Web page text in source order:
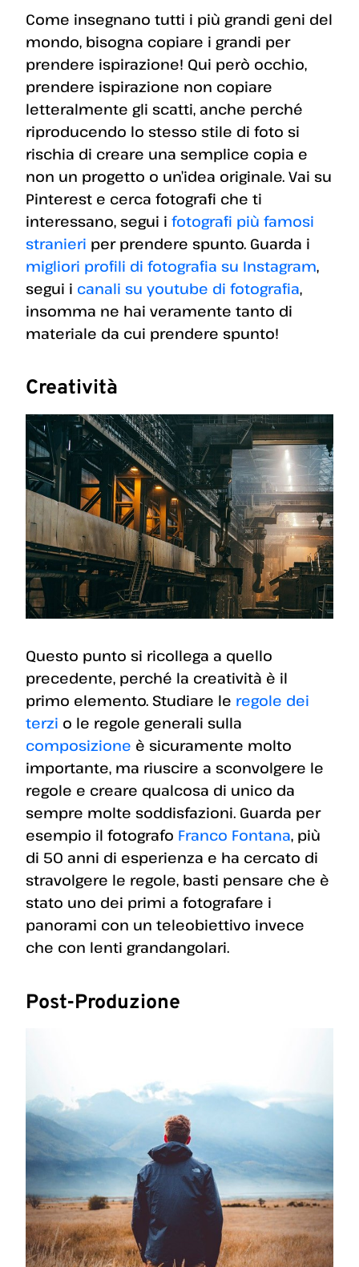
Come insegnano tutti i più grandi geni del
mondo, bisogna copiare i grandi per
prendere ispirazione! Qui però occhio,
prendere ispirazione non copiare
letteralmente gli scatti, anche perché
riproducendo lo stesso stile di foto si
rischia di creare una semplice copia e
non un progetto o un’idea originale. Vai su
Pinterest e cerca fotografi che ti
interessano, segui i fotografi più famosi
stranieri per prendere spunto. Guarda i
migliori profili di fotografia su Instagram,
segui i canali su youtube di fotografia,
insomma ne hai veramente tanto di
materiale da cui prendere spunto!
Creatività
Questo punto si ricollega a quello
precedente, perché la creatività è il
primo elemento. Studiare le regole dei
terzi o le regole generali sulla
composizione è sicuramente molto
importante, ma riuscire a sconvolgere le
regole e creare qualcosa di unico da
sempre molte soddisfazioni. Guarda per
esempio il fotografo Franco Fontana, più
di 50 anni di esperienza e ha cercato di
stravolgere le regole, basti pensare che è
stato uno dei primi a fotografare i
panorami con un teleobiettivo invece
che con lenti grandangolari.
Post-Produzione